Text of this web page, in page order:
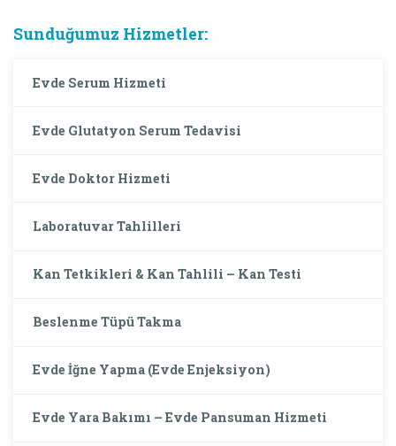
Sunduğumuz Hizmetler:
Evde Serum Hizmeti
Evde Glutatyon Serum Tedavisi
Evde Doktor Hizmeti
Laboratuvar Tahlilleri
Kan Tetkikleri & Kan Tahlili – Kan Testi
Beslenme Tüpü Takma
Evde İğne Yapma (Evde Enjeksiyon)
Evde Yara Bakımı – Evde Pansuman Hizmeti